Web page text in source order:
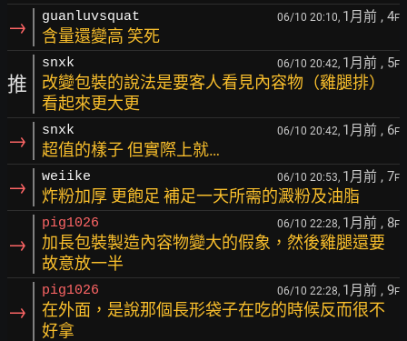
→ guanluvsquat 06/10 20:10, 1月前 , 4F
含量還變高 笑死
推
snxk 06/10 20:42, 1月前 , 5F
改變包裝的說法是要客人看見內容物（雞腿排）
看起來更大更
→ snxk 06/10 20:42, 1月前 , 6F
超值的樣子 但實際上就…
→ weiike 06/10 20:53, 1月前 , 7F
炸粉加厚 更飽足 補足一天所需的澱粉及油脂
→
pig1026 06/10 22:28, 1月前 , 8F
加長包裝製造內容物變大的假象，然後雞腿還要
故意放一半
→
pig1026 06/10 22:28, 1月前 , 9F
在外面，是說那個長形袋子在吃的時候反而很不
好拿